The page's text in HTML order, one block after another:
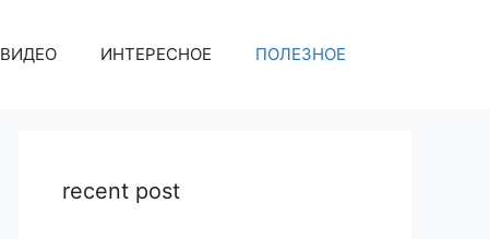
ВИДЕО ИНТЕРЕСНОЕ ПОЛЕЗНОЕ
recent post